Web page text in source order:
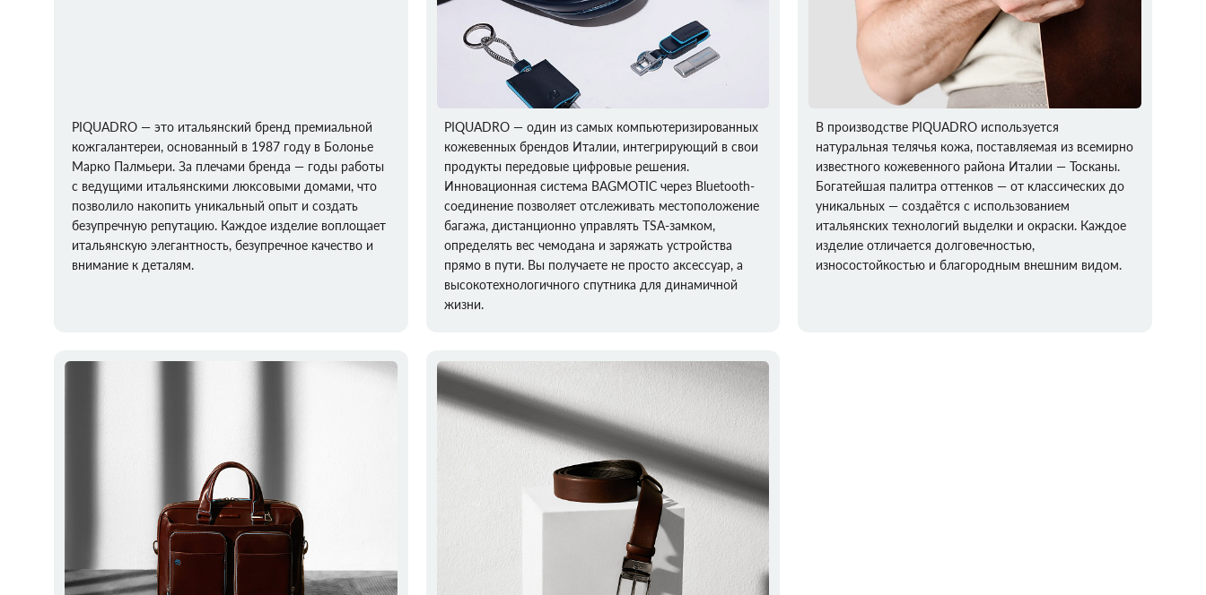
PIQUADRO — это итальянский бренд премиальной
кожгалантереи, основанный в 1987 году в Болонье
Марко Палмьери. За плечами бренда — годы работы
с ведущими итальянскими люксовыми домами, что
позволило накопить уникальный опыт и создать
безупречную репутацию. Каждое изделие воплощает
итальянскую элегантность, безупречное качество и
внимание к деталям.
PIQUADRO — один из самых компьютеризированных
кожевенных брендов Италии, интегрирующий в свои
продукты передовые цифровые решения.
Инновационная система BAGMOTIC через Bluetooth-
соединение позволяет отслеживать местоположение
багажа, дистанционно управлять TSA-замком,
определять вес чемодана и заряжать устройства
прямо в пути. Вы получаете не просто аксессуар, а
высокотехнологичного спутника для динамичной
жизни.
В производстве PIQUADRO используется
натуральная телячья кожа, поставляемая из всемирно
известного кожевенного района Италии — Тосканы.
Богатейшая палитра оттенков — от классических до
уникальных — создаётся с использованием
итальянских технологий выделки и окраски. Каждое
изделие отличается долговечностью,
износостойкостью и благородным внешним видом.